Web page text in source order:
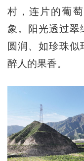
村，连片的葡
象。阳光透过翠
圆润、如珍珠
醉人的果香。